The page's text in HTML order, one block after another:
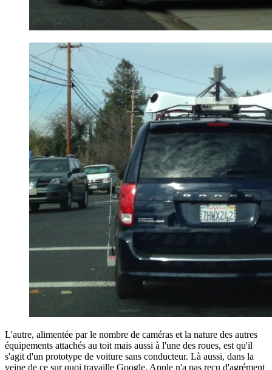
L'autre, alimentée par le nombre de caméras et la nature des autres
équipements attachés au toit mais aussi à l'une des roues, est qu'il
s'agit d'un prototype de voiture sans conducteur. Là aussi, dans la
veine de ce sur quoi travaille Google. Apple n'a pas reçu d'agrément